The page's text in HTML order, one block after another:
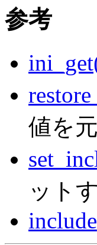
参考
値を
ット
include